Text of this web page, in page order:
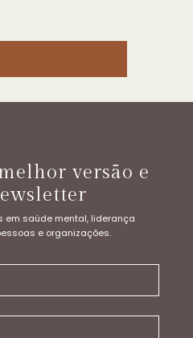
versão e
em saúde mental, liderança
e organizações.